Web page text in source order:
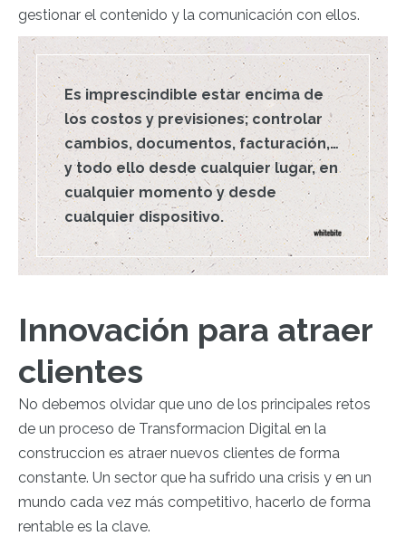
gestionar el contenido y la comunicación con ellos.
Es imprescindible estar encima de
los costos y previsiones; controlar
cambios, documentos, facturación,…
y todo ello desde cualquier lugar, en
cualquier momento y desde
cualquier dispositivo.
Innovación para atraer
clientes
No debemos olvidar que uno de los principales retos
de un proceso de Transformacion Digital en la
construccion es atraer nuevos clientes de forma
constante. Un sector que ha sufrido una crisis y en un
mundo cada vez más competitivo, hacerlo de forma
rentable es la clave.